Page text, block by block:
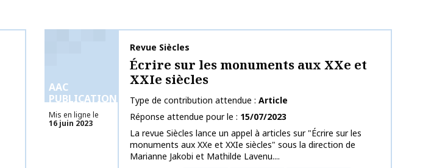
AAC
PUBLICATIONS
Mis en ligne le
16 juin 2023
Nom de la publication
Revue Siècles
Écrire sur les monuments aux XXe et
XXIe siècles
Type de contribution attendue
Article
Réponse attendue pour le
15/07/2023
La revue Siècles lance un appel à articles sur "Écrire sur les
monuments aux XXe et XXIe siècles" sous la direction de
Marianne Jakobi et Mathilde Lavenu....